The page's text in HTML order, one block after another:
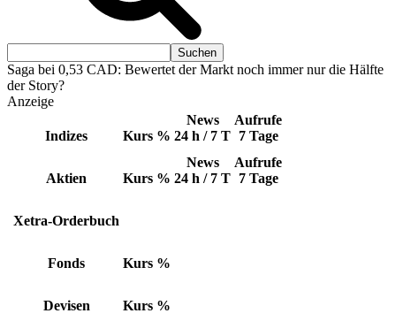
Saga bei 0,53 CAD: Bewertet der Markt noch immer nur die Hälfte
der Story?
Anzeige
Indizes Kurs %
News
24 h / 7 T
Aufrufe
7 Tage
Aktien Kurs %
News
24 h / 7 T
Aufrufe
7 Tage
Xetra-Orderbuch
Fonds Kurs %
Devisen Kurs %